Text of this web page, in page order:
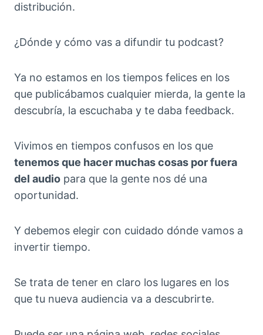
distribución.
¿Dónde y cómo vas a difundir tu podcast?
Ya no estamos en los tiempos felices en los
que publicábamos cualquier mierda, la gente la
descubría, la escuchaba y te daba feedback.
Vivimos en tiempos confusos en los que
tenemos que hacer muchas cosas por fuera
del audio para que la gente nos dé una
oportunidad.
Y debemos elegir con cuidado dónde vamos a
invertir tiempo.
Se trata de tener en claro los lugares en los
que tu nueva audiencia va a descubrirte.